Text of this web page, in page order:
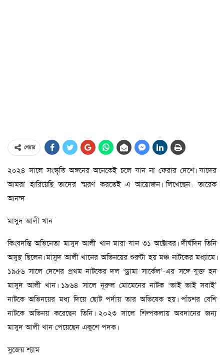
শেয়ার
২০২৪ সালে সংস্কৃতি অঙ্গনের অনেকেই চলে যান না ফেরার দেশে। যাদের
আমরা হারিয়েছি তাদের স্মরণ করতেই এ আয়োজন। লিখেছেন- তারেক
আনন্দ
মাসুদ আলী খান
কিংবদন্তি অভিনেতা মাসুদ আলী খান মারা যান ৩১ অক্টোবর। দীর্ঘদিন তিনি
অসুস্থ ছিলেন। মাসুদ আলী খানের অভিনয়ের শুরুটা হয় মঞ্চ নাটকের মধ্যামে।
১৯৫৬ সালে দেশের প্রথম নাটকের দল ‘ড্রামা সার্কেল’-এর সঙ্গে যুক্ত হন
মাসুদ আলী খান। ১৯৬৪ সালে নূরুল মোমেনের নাটক ‘ভাই ভাই সবাই’
নাটকে অভিনয়ের মধ্য দিয়ে ছোট পর্দায় তার অভিষেক হয়। পাঁচশর বেশি
নাটকে অভিনয় করেছেন তিনি। ২০২৩ সালে শিল্পকলায় অবদানের জন্য
মাসুদ আলী খান পেয়েছেন একুশে পদক।
সুজেয় শ্যাম